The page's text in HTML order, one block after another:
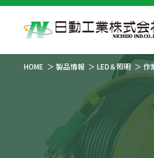
HOME 製品情報 LED＆照明 作